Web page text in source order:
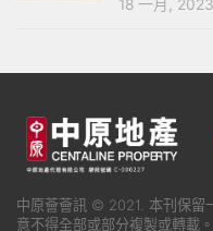
18 一月, 2023
中原薈薈訊 © 2021. 本刊保留
意不得全部或部分複製或轉載。